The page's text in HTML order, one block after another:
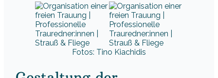
Fotos: Tino Kiachidis